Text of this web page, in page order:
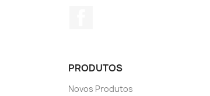
PRODUTOS
Novos Produtos